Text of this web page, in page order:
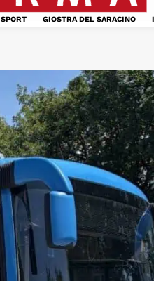
SPORT GIOSTRA DEL SARACINO